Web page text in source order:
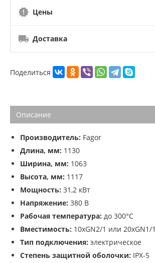
Цены
Доставка
Поделиться
Описание
Производитель: Fagor
Длина, мм: 1130
Ширина, мм: 1063
Высота, мм: 1117
Мощность: 31,2 кВт
Напряжение: 380 В
Рабочая температура: до 300°С
Вместимость: 10хGN2/1 или 20хGN1/1
Тип подключения: электрическое
Степень защитной оболочки: IPX-5